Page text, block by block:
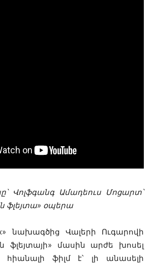
Վոլֆգանգ Ամադեուս Մոցարտ՝
օպերա
նախագծից Վալերի Ուգարովի
մասին արժե խոսել
ֆիլմ է՝ լի անասելի